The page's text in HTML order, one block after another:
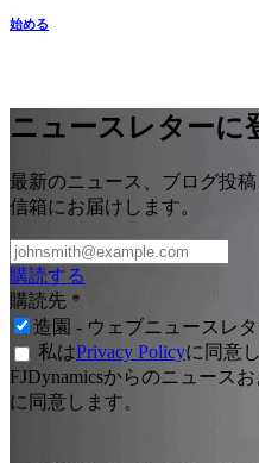
始める
ニュースレターに
最新のニュース、ブログ投
信箱にお届けします。
購読する
購読先 *
造園 - ウェブニュースレ
私はPrivacy Policyに同意
FJDynamicsからのニュース
に同意します。